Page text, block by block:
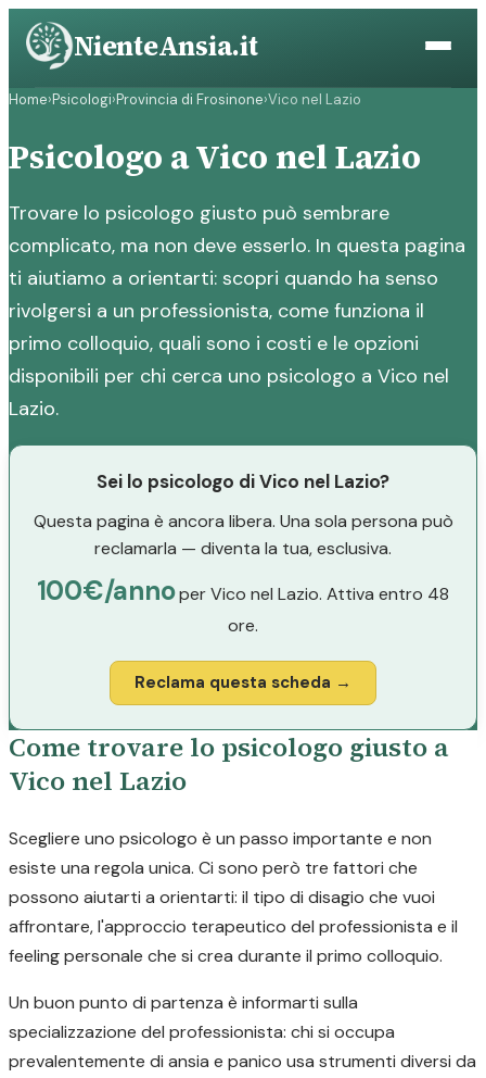
Vai
contenuto
NienteAnsia.it
Home›Psicologi›Provincia di Frosinone›Vico nel Lazio
Psicologo a Vico nel Lazio
Trovare lo psicologo giusto può sembrare
complicato, ma non deve esserlo. In questa pagina
ti aiutiamo a orientarti: scopri quando ha senso
rivolgersi a un professionista, come funziona il
primo colloquio, quali sono i costi e le opzioni
disponibili per chi cerca uno psicologo a Vico nel
Lazio.
Sei lo psicologo di Vico nel Lazio?
Questa pagina è ancora libera. Una sola persona può
reclamarla — diventa la tua, esclusiva.
100€/annoper Vico nel Lazio. Attiva entro 48
ore.
Reclama questa scheda →
Come trovare lo psicologo giusto a
Vico nel Lazio
Scegliere uno psicologo è un passo importante e non
esiste una regola unica. Ci sono però tre fattori che
possono aiutarti a orientarti: il tipo di disagio che vuoi
affrontare, l'approccio terapeutico del professionista e il
feeling personale che si crea durante il primo colloquio.
Un buon punto di partenza è informarti sulla
specializzazione del professionista: chi si occupa
prevalentemente di ansia e panico usa strumenti diversi da